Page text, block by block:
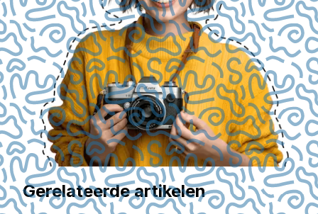
Gerelateerde artikelen